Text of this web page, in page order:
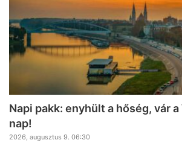
Napi pakk: enyhült a hőség, vár
nap!
2026, augusztus 9. 06:30